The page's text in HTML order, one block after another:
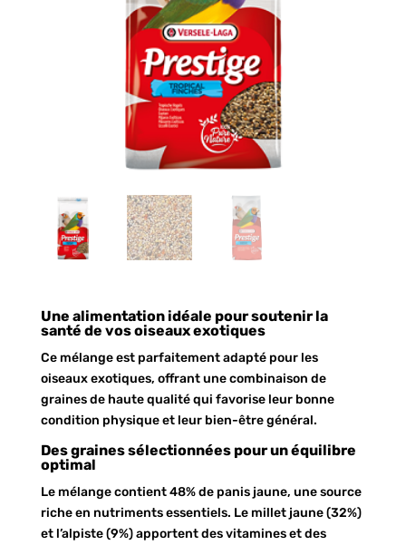
Une alimentation idéale pour soutenir la
santé de vos oiseaux exotiques
Ce mélange est parfaitement adapté pour les
oiseaux exotiques, offrant une combinaison de
graines de haute qualité qui favorise leur bonne
condition physique et leur bien-être général.
Des graines sélectionnées pour un équilibre
optimal
Le mélange contient 48% de panis jaune, une source
riche en nutriments essentiels. Le millet jaune (32%)
et l’alpiste (9%) apportent des vitamines et des